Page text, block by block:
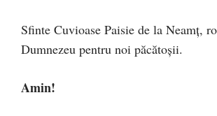
Sfinte Cuvioase Paisie de la Neamț,
Dumnezeu pentru noi păcătoșii.
Amin!